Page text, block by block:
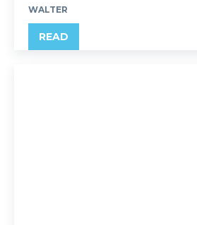
WALTER
READ